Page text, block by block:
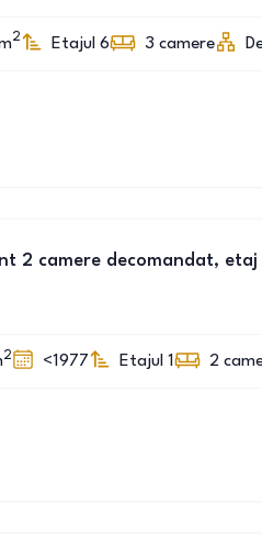
2 Etajul 6 3 camere
2 camere decomandat, etaj
2 <1977 Etajul 1 2